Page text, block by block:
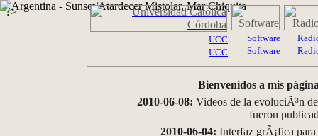
?>
UCC
UCC
Software
Software
Bienvenidos a mis
2010-06-08: Videos de la evoluciÃ³n
fueron
2010-06-04: Interfaz grÃ¡fica